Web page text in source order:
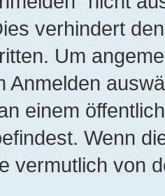
verhindert
Um
Anmelden
einem
Wenn
vermutlich von